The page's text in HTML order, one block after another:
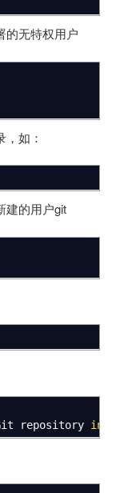
的无特权用户
如：
建的用户git
repository in